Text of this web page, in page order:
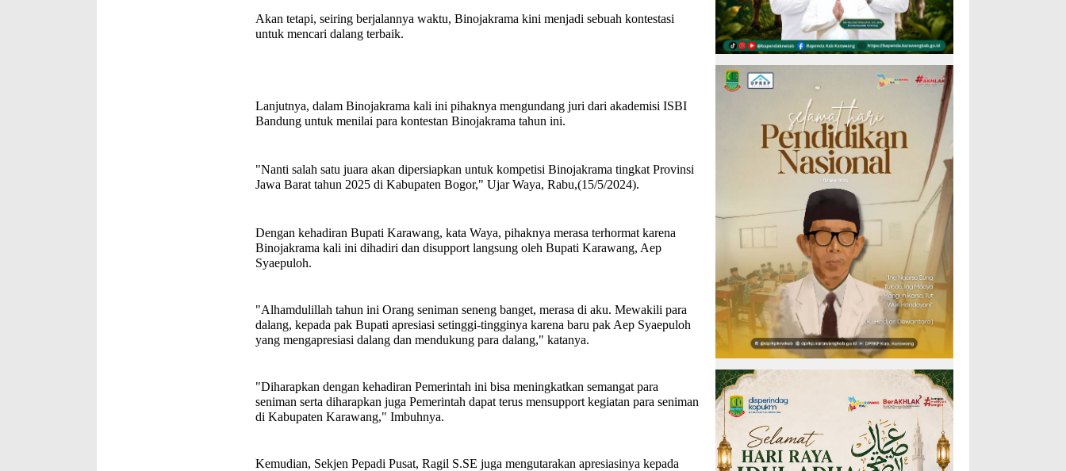
Akan tetapi, seiring berjalannya waktu, Binojakrama kini menjadi sebuah kontestasi
untuk mencari dalang terbaik.
Lanjutnya, dalam Binojakrama kali ini pihaknya mengundang juri dari akademisi ISBI
Bandung untuk menilai para kontestan Binojakrama tahun ini.
"Nanti salah satu juara akan dipersiapkan untuk kompetisi Binojakrama tingkat Provinsi
Jawa Barat tahun 2025 di Kabupaten Bogor," Ujar Waya, Rabu,(15/5/2024).
Dengan kehadiran Bupati Karawang, kata Waya, pihaknya merasa terhormat karena
Binojakrama kali ini dihadiri dan disupport langsung oleh Bupati Karawang, Aep
Syaepuloh.
"Alhamdulillah tahun ini Orang seniman seneng banget, merasa di aku. Mewakili para
dalang, kepada pak Bupati apresiasi setinggi-tingginya karena baru pak Aep Syaepuloh
yang mengapresiasi dalang dan mendukung para dalang," katanya.
"Diharapkan dengan kehadiran Pemerintah ini bisa meningkatkan semangat para
seniman serta diharapkan juga Pemerintah dapat terus mensupport kegiatan para seniman
di Kabupaten Karawang," Imbuhnya.
Kemudian, Sekjen Pepadi Pusat, Ragil S.SE juga mengutarakan apresiasinya kepada